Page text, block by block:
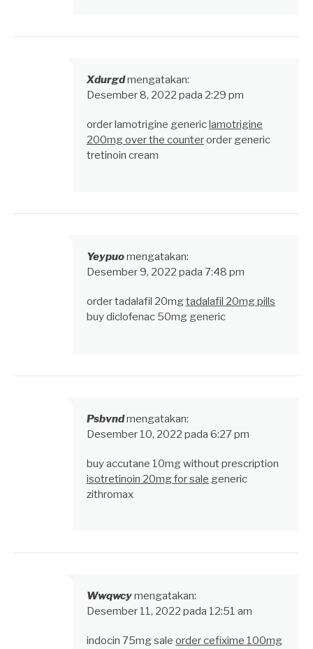
Xdurgdmengatakan:
Desember 8, 2022 pada 2:29 pm
order lamotrigine genericlamotrigine
200mg over the counterorder generic
tretinoin cream
Yeypuomengatakan:
Desember 9, 2022 pada 7:48 pm
order tadalafil 20mgtadalafil 20mg pills
buy diclofenac 50mg generic
Psbvndmengatakan:
Desember 10, 2022 pada 6:27 pm
buy accutane 10mg without prescription
isotretinoin 20mg for sale generic
zithromax
Wwqwcymengatakan:
Desember 11, 2022 pada 12:51 am
indocin 75mg sale order cefixime 100mg